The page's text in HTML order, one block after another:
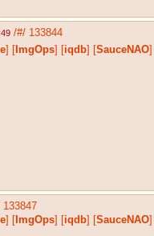
/#/ 133844
ImgOps iqdb SauceNAO
133847
] [ ImgOps] [iqdb] [SauceNAO]